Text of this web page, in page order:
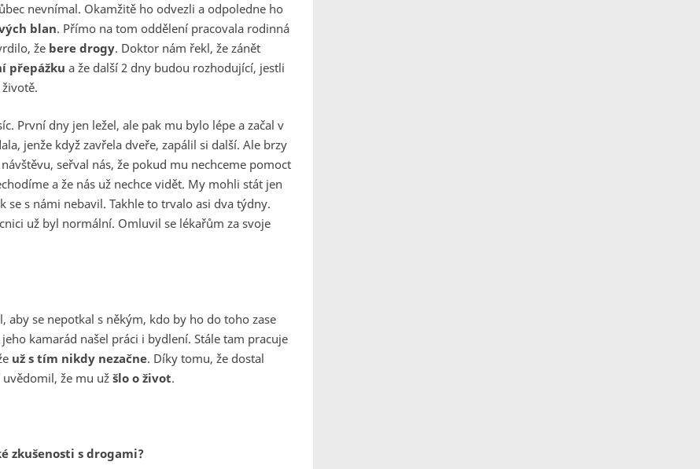
nevnímal. Okamžitě ho odvezli a odpoledne ho
blan. Přímo na tom oddělení pracovala rodinná
že bere drogy. Doktor nám řekl, že zánět
přepážku a že další 2 dny budou rozhodující, jestli
První dny jen ležel, ale pak mu bylo lépe a začal v
jenže když zavřela dveře, zapálil si další. Ale brzy
seřval nás, že pokud mu nechceme pomoct
a že nás už nechce vidět. My mohli stát jen
s námi nebavil. Takhle to trvalo asi dva týdny.
už byl normální. Omluvil se lékařům za svoje
se nepotkal s někým, kdo by ho do toho zase
kamarád našel práci i bydlení. Stále tam pracuje
už s tím nikdy nezačne. Díky tomu, že dostal
že mu už šlo o život.
zkušenosti s drogami?